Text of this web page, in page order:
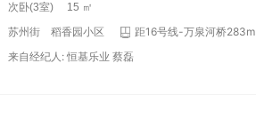
次卧(3室) 15 ㎡
苏州街 稻香园小区
距16号线-万泉河桥283m
来自经纪人: 恒基乐业 蔡磊